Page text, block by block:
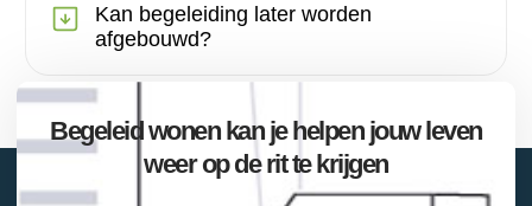
Kan begeleiding later worden
afgebouwd?
Begeleid wonen kan je helpen jouw leven
weer op de rit te krijgen